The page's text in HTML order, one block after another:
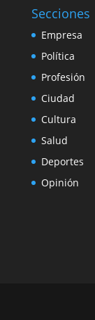
Secciones
Empresa
Política
Profesión
Ciudad
Cultura
Salud
Deportes
Opinión